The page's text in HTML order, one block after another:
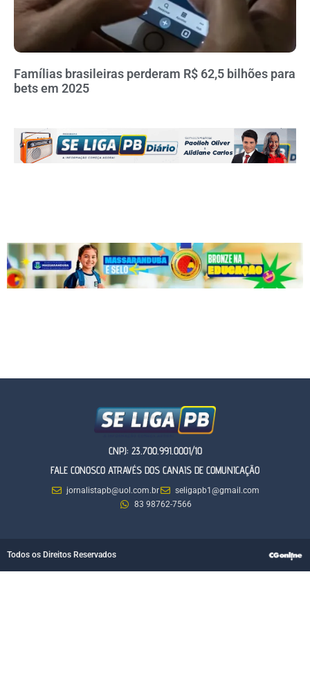
Famílias brasileiras perderam R$ 62,5 bilhões para
bets em 2025
CNPJ: 23.700.991.0001/10
FALE CONOSCO ATRAVÉS DOS CANAIS DE COMUNICAÇÃO
jornalistapb@uol.com.br
seligapb1@gmail.com
83 98762-7566
Todos os Direitos Reservados